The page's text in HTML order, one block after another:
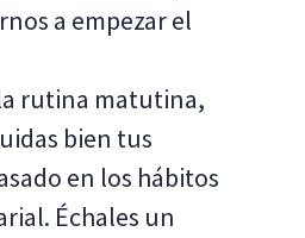
a empezar el
rutina matutina,
bien tus
en los hábitos
Échales un